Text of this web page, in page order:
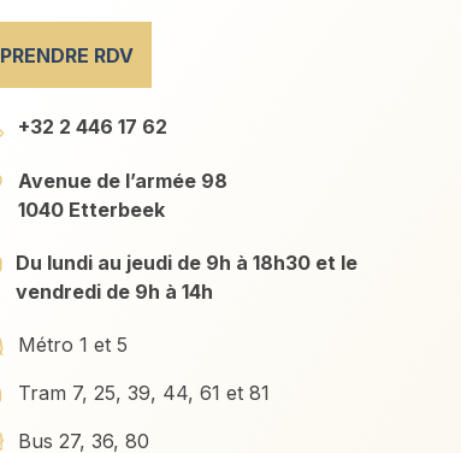
PRENDRE RDV
+32 2 446 17 62
Avenue de l’armée 98
1040 Etterbeek
Du lundi au jeudi de 9h à 18h30 et le
vendredi de 9h à 14h
Métro 1 et 5
Tram 7, 25, 39, 44, 61 et 81
Bus 27, 36, 80